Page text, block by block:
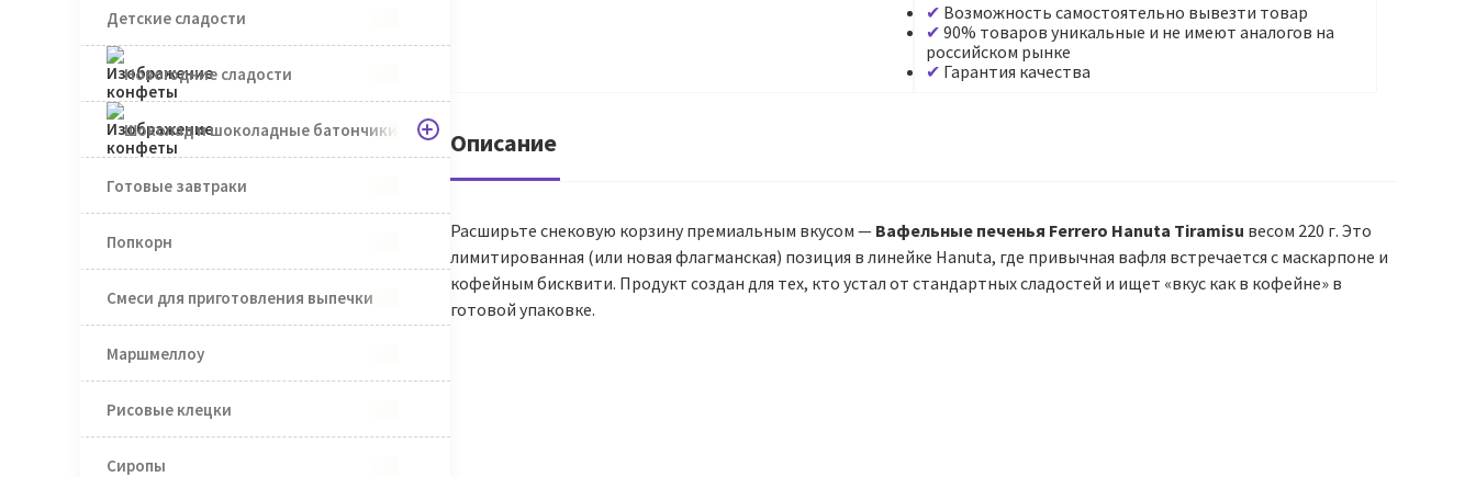
Детские сладости
Новогодние сладости
Шоколад и шоколадные батончики
Готовые завтраки
Попкорн
Смеси для приготовления выпечки
Маршмеллоу
Рисовые клецки
Сиропы
Возможность самостоятельно вывезти товар
90% товаров уникальные и не имеют аналогов на
российском рынке
Гарантия качества
Описание
Расширьте снековую корзину премиальным вкусом — Вафельные печенья Ferrero Hanuta Tiramisu весом 220 г. Это
лимитированная (или новая флагманская) позиция в линейке Hanuta, где привычная вафля встречается с маскарпоне и
кофейным бисквити. Продукт создан для тех, кто устал от стандартных сладостей и ищет «вкус как в кофейне» в
готовой упаковке.